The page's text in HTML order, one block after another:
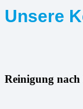
Unsere
Reinigung